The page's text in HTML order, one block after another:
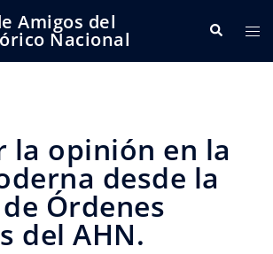
Amigos del
Nacional Buscar
la opinión en la
desde la
Órdenes
del AHN.